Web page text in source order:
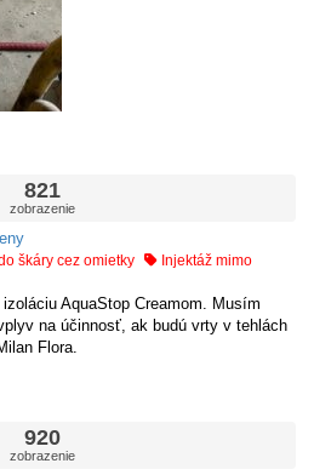
821
zobrazenie
škáry cez omietky
Injektáž mimo
AquaStop Creamom. Musím
na účinnosť, ak budú vrty v tehlách
Flora.
920
zobrazenie